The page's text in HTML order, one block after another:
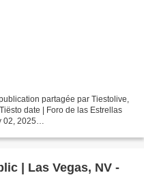
partagée par Tiestolive,
date | Foro de las Estrellas
02, 2025
| Las Vegas, NV -